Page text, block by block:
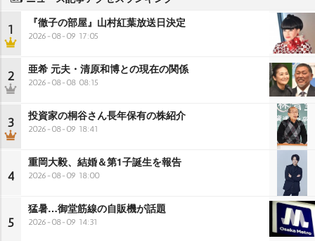
1 『徹子の部屋』山村紅葉放送日決定
2026-08-09 17:05
2 亜希 元夫・清原和博との現在の関係
2026-08-08 08:15
3 投資家の桐谷さん長年保有の株紹介
2026-08-09 18:41
4
重岡大毅、結婚＆第1子誕生を報告
2026-08-09 18:00
5
猛暑…御堂筋線の自販機が話題
2026-08-09 14:31